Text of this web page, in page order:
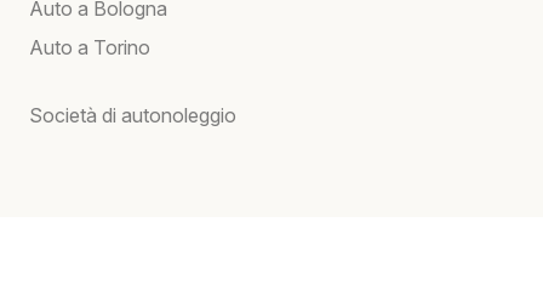
Auto a Bologna
Auto a Torino
Società di autonoleggio